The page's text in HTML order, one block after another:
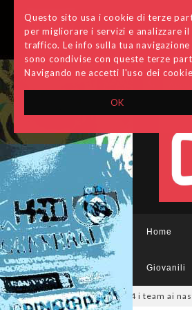
OK
Questo sito usa i cookie di terze
per migliorare i servizi e analizzare il
traffico. Le info sulla tua navigazione
sono condivise con queste terze
Navigando ne accetti l'uso dei
Home
Giovanili
#SerieCFemminile, sono 14 i team ai